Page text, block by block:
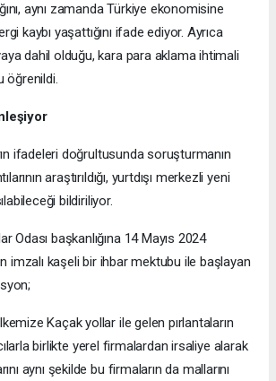
aynı zamanda Türkiye ekonomisine
kaybı yaşattığını ifade ediyor. Ayrıca
dahil olduğu, kara para aklama ihtimali
öğrenildi.
ifadeleri doğrultusunda soruşturmanın
araştırıldığı, yurtdışı merkezli yeni
bildiriliyor.
Odası başkanlığına 14 Mayıs 2024
imzalı kaşeli bir ihbar mektubu ile başlayan
Kaçak yollar ile gelen pırlantaların
birlikte yerel firmalardan irsaliye alarak
aynı şekilde bu firmaların da mallarını